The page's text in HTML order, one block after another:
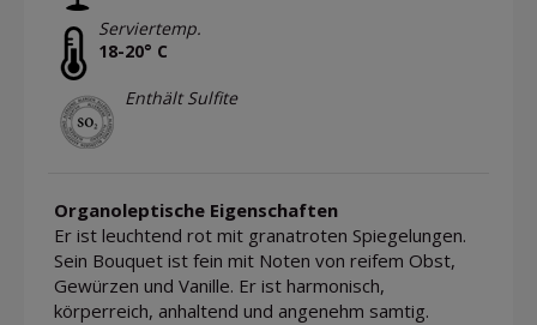
Serviertemp.
18-20° C
Enthält Sulfite
Organoleptische Eigenschaften
Er ist leuchtend rot mit granatroten Spiegelungen.
Sein Bouquet ist fein mit Noten von reifem Obst,
Gewürzen und Vanille. Er ist harmonisch,
körperreich, anhaltend und angenehm samtig.